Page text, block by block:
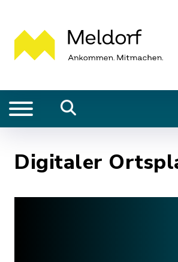
Digitaler